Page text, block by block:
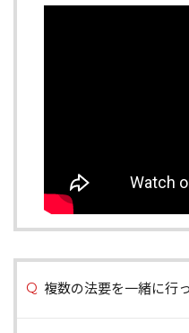
複数の法要を一緒に行